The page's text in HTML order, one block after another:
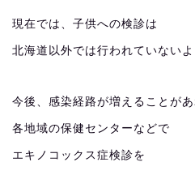
現在では、子供への検診は
北海道以外では行われていない
今後、感染経路が増えることが
各地域の保健センターなどで
エキノコックス症検診を